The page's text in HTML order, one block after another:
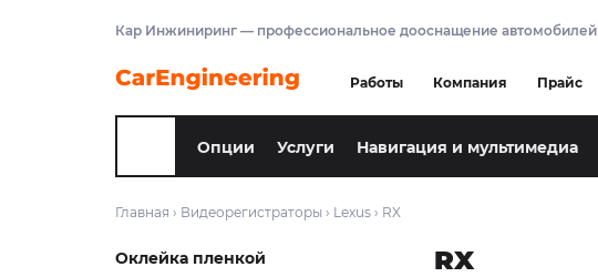
Кар Инжиниринг — профессиональное дооснащение автомобилей
Работы Компания Прайс
Опции Услуги Навигация и мультимедиа
Главная › Видеорегистраторы › Lexus › RX
Оклейка пленкой
RX